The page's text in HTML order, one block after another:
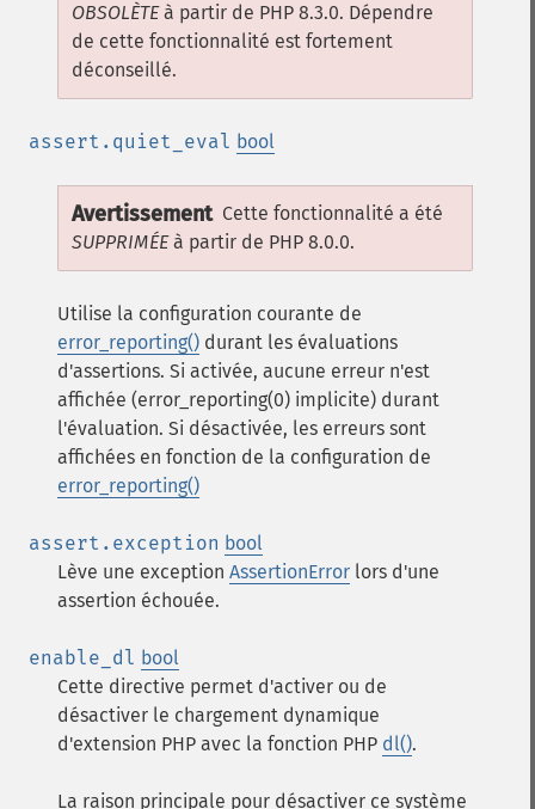
OBSOLÈTEà partir de PHP 8.3.0. Dépendre
de cette fonctionnalité est fortement
déconseillé.
assert.quiet_eval bool
Avertissement Cette fonctionnalité a été
SUPPRIMÉEà partir de PHP 8.0.0.
Utilise la configuration courante de
error_reporting() durant les évaluations
d'assertions. Si activée, aucune erreur n'est
affichée (error_reporting(0) implicite) durant
l'évaluation. Si désactivée, les erreurs sont
affichées en fonction de la configuration de
error_reporting()
assert.exception bool
Lève une exception AssertionError lors d'une
assertion échouée.
enable_dl bool
Cette directive permet d'activer ou de
désactiver le chargement dynamique
d'extension PHP avec la fonction PHP dl().
La raison principale pour désactiver ce système